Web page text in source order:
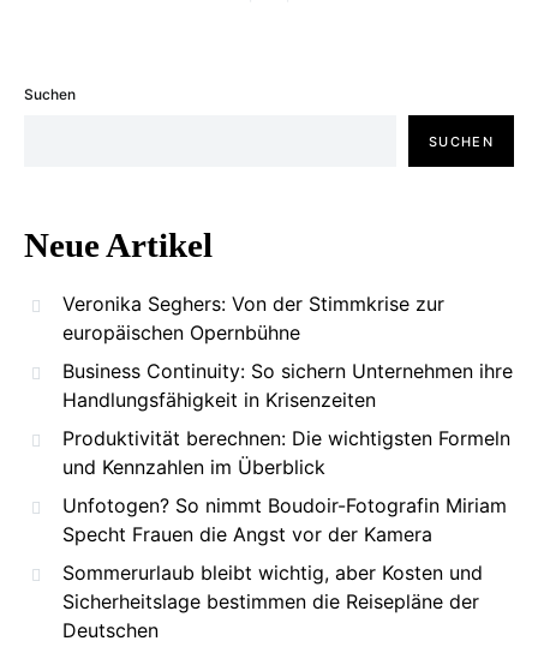
Suchen
SUCHEN
Neue Artikel
Veronika Seghers: Von der Stimmkrise zur
europäischen Opernbühne
Business Continuity: So sichern Unternehmen ihre
Handlungsfähigkeit in Krisenzeiten
Produktivität berechnen: Die wichtigsten Formeln
und Kennzahlen im Überblick
Unfotogen? So nimmt Boudoir-Fotografin Miriam
Specht Frauen die Angst vor der Kamera
Sommerurlaub bleibt wichtig, aber Kosten und
Sicherheitslage bestimmen die Reisepläne der
Deutschen